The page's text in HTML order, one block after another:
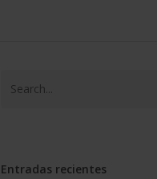
Entradas recientes